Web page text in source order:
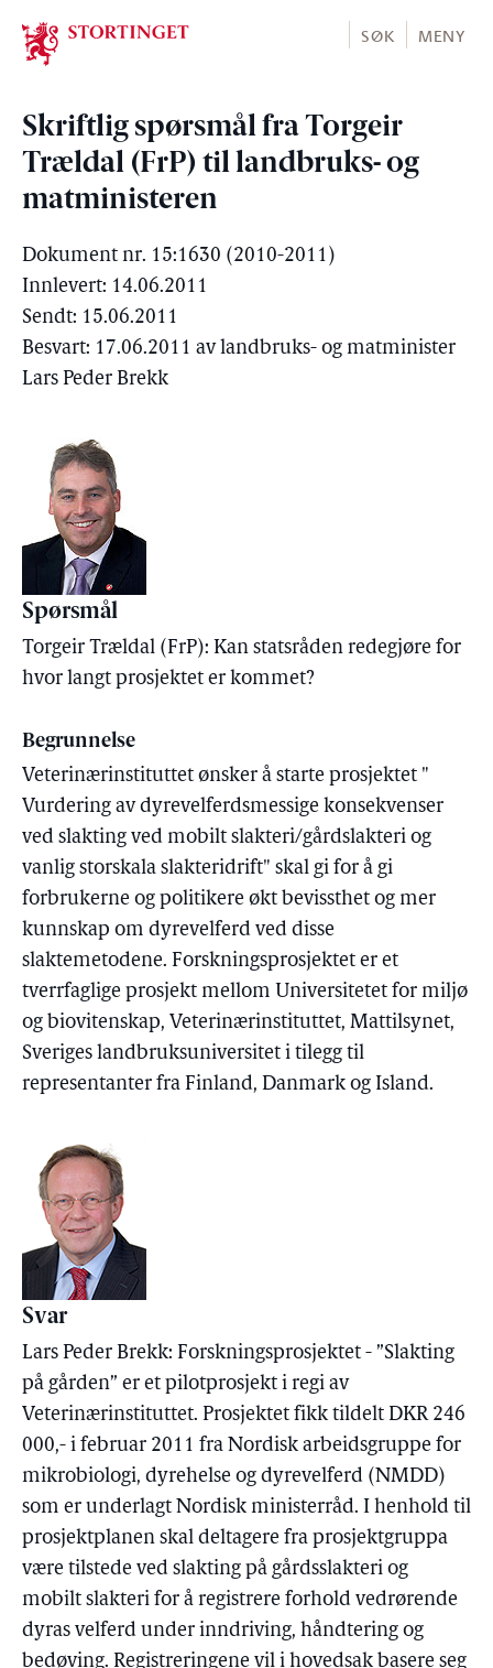
Stortinget.no
SØK MENY
Skriftlig spørsmål fra Torgeir
Trældal (FrP) til landbruks- og
matministeren
Dokument nr. 15:1630 (2010-2011)
Innlevert: 14.06.2011
Sendt: 15.06.2011
Besvart: 17.06.2011 av landbruks- og matminister
Lars Peder Brekk
Spørsmål
Torgeir Trældal (FrP): Kan statsråden redegjøre for
hvor langt prosjektet er kommet?
Begrunnelse
Veterinærinstituttet ønsker å starte prosjektet "
Vurdering av dyrevelferdsmessige konsekvenser
ved slakting ved mobilt slakteri/gårdslakteri og
vanlig storskala slakteridrift" skal gi for å gi
forbrukerne og politikere økt bevissthet og mer
kunnskap om dyrevelferd ved disse
slaktemetodene. Forskningsprosjektet er et
tverrfaglige prosjekt mellom Universitetet for miljø
og biovitenskap, Veterinærinstituttet, Mattilsynet,
Sveriges landbruksuniversitet i tilegg til
representanter fra Finland, Danmark og Island.
Svar
Lars Peder Brekk: Forskningsprosjektet - ”Slakting
på gården” er et pilotprosjekt i regi av
Veterinærinstituttet. Prosjektet fikk tildelt DKR 246
000,- i februar 2011 fra Nordisk arbeidsgruppe for
mikrobiologi, dyrehelse og dyrevelferd (NMDD)
som er underlagt Nordisk ministerråd. I henhold til
prosjektplanen skal deltagere fra prosjektgruppa
være tilstede ved slakting på gårdsslakteri og
mobilt slakteri for å registrere forhold vedrørende
dyras velferd under inndriving, håndtering og
bedøving. Registreringene vil i hovedsak basere seg